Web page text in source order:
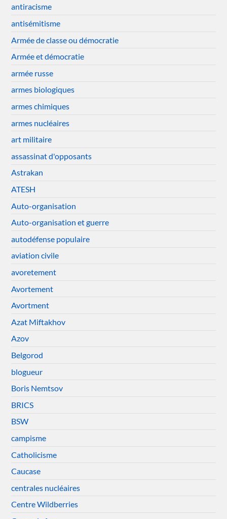
antiracisme
antisémitisme
Armée de classe ou démocratie
Armée et démocratie
armée russe
armes biologiques
armes chimiques
armes nucléaires
art militaire
assassinat d'opposants
Astrakan
ATESH
Auto-organisation
Auto-organisation et guerre
autodéfense populaire
aviation civile
avoretement
Avortement
Avortment
Azat Miftakhov
Azov
Belgorod
blogueur
Boris Nemtsov
BRICS
BSW
campisme
Catholicisme
Caucase
centrales nucléaires
Centre Wildberries